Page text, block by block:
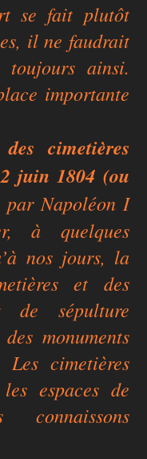
se fait plutôt
il ne faudrait
ainsi.
importante
cimetières
juin 1804 (ou
Napoléon I
à quelques
nos jours, la
et des
de sépulture
monuments
cimetières
espaces de